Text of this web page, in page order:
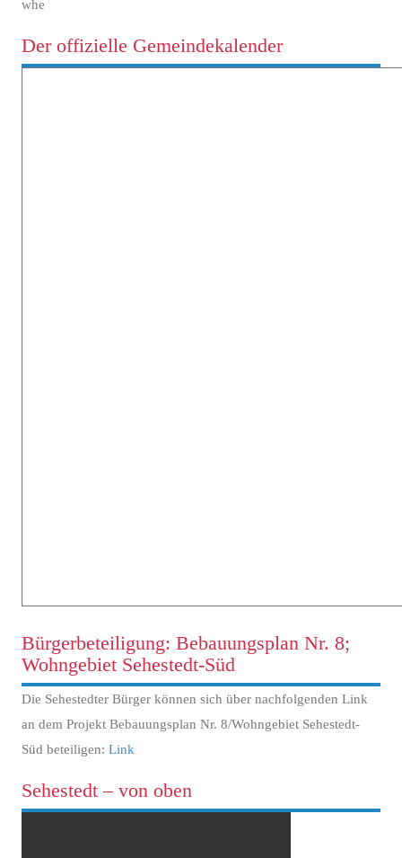
whe
Der offizielle Gemeindekalender
Bürgerbeteiligung: Bebauungsplan Nr. 8;
Wohngebiet Sehestedt-Süd
Die Sehestedter Bürger können sich über nachfolgenden Link
an dem Projekt Bebauungsplan Nr. 8/Wohngebiet Sehestedt-
Süd beteiligen: Link
Sehestedt – von oben